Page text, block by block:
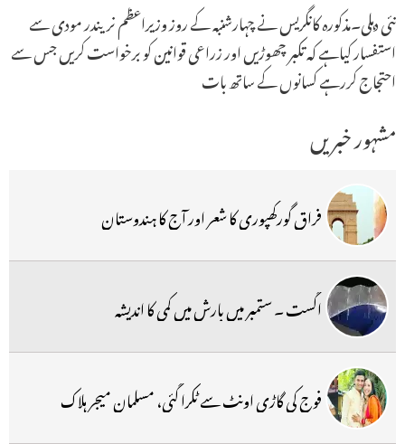
نئی دہلی۔مذکورہ کانگریس نے چہارشنبہ کے روز وزیراعظم نریندر مودی سے
استفسار کیاہے کہ تکبر چھوڑیں اور زراعی قوانین کو برخواست کریں جس سے
احتجاج کررہے کسانوں کے ساتھ بات
مشہور خبریں
فراق گورکھپوری کا شعر اور آج کا ہندوستان
اگست ۔ ستمبر میں بارش میں کمی کا اندیشہ
فوج کی گاڑی اونٹ سے ٹکرا گئی، مسلمان میجر ہلاک